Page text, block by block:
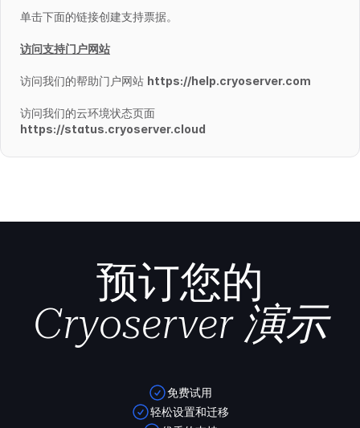
单击下面的链接创建支持票据。
访问支持门户网站
访问我们的帮助门户网站 https://help.cryoserver.com
访问我们的云环境状态页面
https://status.cryoserver.cloud
预订您的
Cryoserver 演示
免费试用
轻松设置和迁移